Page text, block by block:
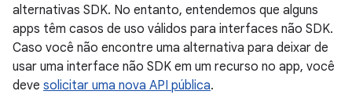
alternativas SDK. No entanto, entendemos que alguns
apps têm casos de uso válidos para interfaces não SDK.
Caso você não encontre uma alternativa para deixar de
usar uma interface não SDK em um recurso no app, você
deve solicitar uma nova API pública.